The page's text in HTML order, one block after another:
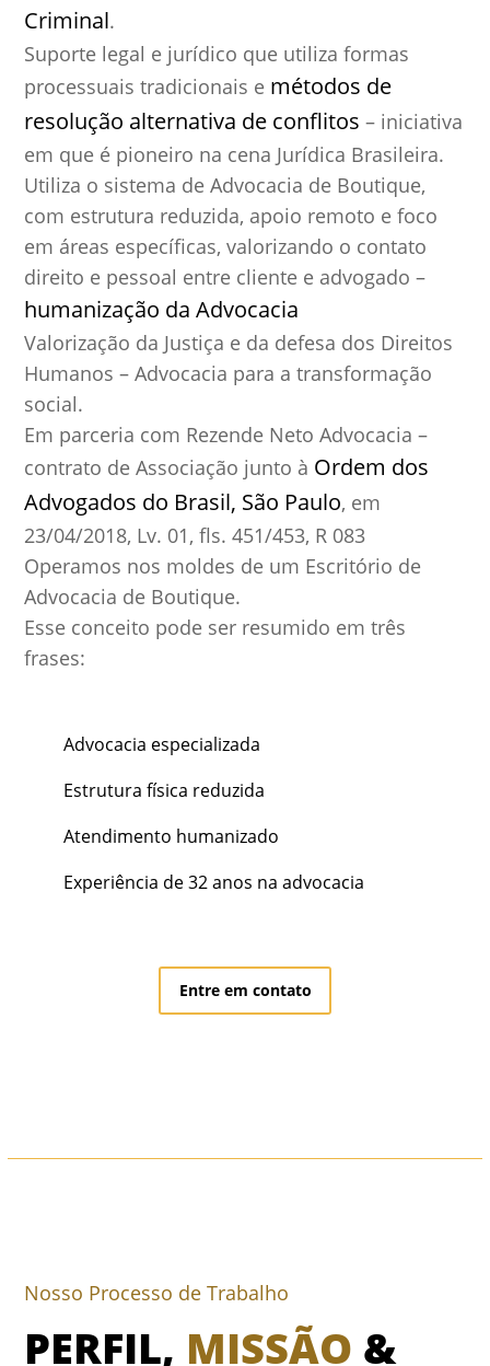
Criminal.
Suporte legal e jurídico que utiliza formas
processuais tradicionais e métodos de
resolução alternativa de conflitos – iniciativa
em que é pioneiro na cena Jurídica Brasileira.
Utiliza o sistema de Advocacia de Boutique,
com estrutura reduzida, apoio remoto e foco
em áreas específicas, valorizando o contato
direito e pessoal entre cliente e advogado –
humanização da Advocacia
Valorização da Justiça e da defesa dos Direitos
Humanos – Advocacia para a transformação
social.
Em parceria com Rezende Neto Advocacia –
contrato de Associação junto à Ordem dos
Advogados do Brasil, São Paulo, em
23/04/2018, Lv. 01, fls. 451/453, R 083
Operamos nos moldes de um Escritório de
Advocacia de Boutique.
Esse conceito pode ser resumido em três
frases:
Advocacia especializada
Estrutura física reduzida
Atendimento humanizado
Experiência de 32 anos na advocacia
Entre em contato
Nosso Processo de Trabalho
PERFIL, MISSÃO &